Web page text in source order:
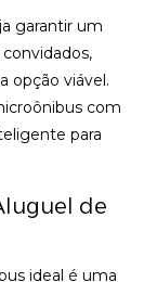
garantir um
opção viável.
com
para
de
ideal é uma